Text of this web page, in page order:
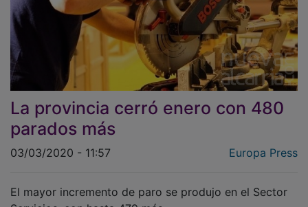
La provincia cerró enero con 480
parados más
Servicios, con hasta 479 más.